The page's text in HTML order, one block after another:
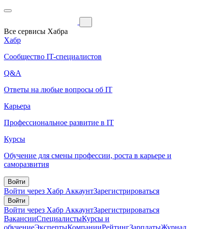
Все сервисы Хабра
Хабр
Сообщество IT-специалистов
Q&A
Ответы на любые вопросы об IT
Карьера
Профессиональное развитие в IT
Курсы
Обучение для смены профессии, роста в карьере и
саморазвития
Войти
Войти через Хабр АккаунтЗарегистрироваться
Войти
Войти через Хабр АккаунтЗарегистрироваться
ВакансииСпециалистыКурсы и
обучениеЭкспертыКомпанииРейтингЗарплатыЖурнал